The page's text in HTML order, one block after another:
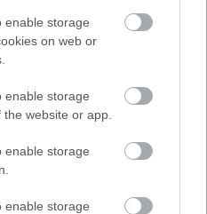
enable storage
on web or
enable storage
website or app.
enable storage
enable storage
kecskeméti posztsorozat